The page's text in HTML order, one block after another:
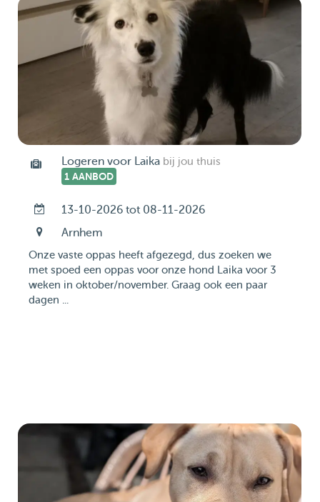
Logeren voor Laika bij jou thuis
1 AANBOD
13-10-2026 tot 08-11-2026
Arnhem
Onze vaste oppas heeft afgezegd, dus zoeken we
met spoed een oppas voor onze hond Laika voor 3
weken in oktober/november. Graag ook een paar
dagen ...